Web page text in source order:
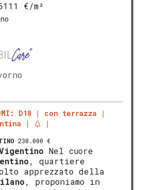
€/m²
D18
con terrazza
230.000 €
Nel cuore
, quartiere
apprezzato della
, proponiamo in